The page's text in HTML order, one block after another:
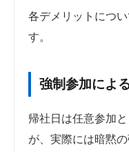
各デメリットにつ
す。
強制参加によ
帰社日は任意参加
が、実際には暗黙